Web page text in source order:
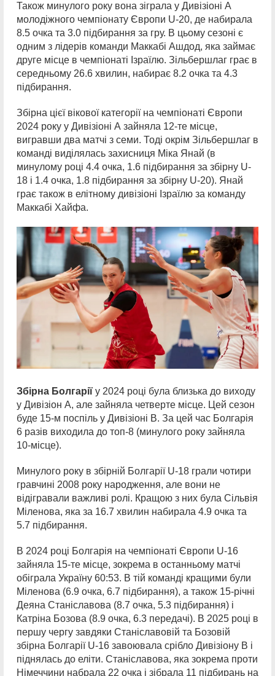
Також минулого року вона зіграла у Дивізіоні А
молодіжного чемпіонату Європи U-20, де набирала
8.5 очка та 3.0 підбирання за гру. В цьому сезоні є
одним з лідерів команди Маккабі Ашдод, яка займає
друге місце в чемпіонаті Ізраїлю. Зільбершлаг грає в
середньому 26.6 хвилин, набирає 8.2 очка та 4.3
підбирання.
Збірна цієї вікової категорії на чемпіонаті Європи
2024 року у Дивізіоні А зайняла 12-те місце,
вигравши два матчі з семи. Тоді окрім Зільбершлаг в
команді виділялась захисниця Міка Янай (в
минулому році 4.4 очка, 1.6 підбирання за збірну U-
18 і 1.4 очка, 1.8 підбирання за збірну U-20). Янай
грає також в елітному дивізіоні Ізраїлю за команду
Маккабі Хайфа.
Збірна Болгарії у 2024 році була близька до виходу
у Дивізіон А, але зайняла четверте місце. Цей сезон
буде 15-м поспіль у Дивізіоні В. За цей час Болгарія
6 разів виходила до топ-8 (минулого року зайняла
10-місце).
Минулого року в збірній Болгарії U-18 грали чотири
гравчині 2008 року народження, але вони не
відігравали важливі ролі. Кращою з них була Сільвія
Міленова, яка за 16.7 хвилин набирала 4.9 очка та
5.7 підбирання.
В 2024 році Болгарія на чемпіонаті Європи U-16
зайняла 15-те місце, зокрема в останньому матчі
обіграла Україну 60:53. В тій команді кращими були
Міленова (6.9 очка, 6.7 підбирання), а також 15-річні
Деяна Станіславова (8.7 очка, 5.3 підбирання) і
Катріна Бозова (8.9 очка, 6.3 передачі). В 2025 році в
першу чергу завдяки Станіславовій та Бозовій
збірна Болгарії U-16 завоювала срібло Дивізіону В і
піднялась до еліти. Станіславова, яка зокрема проти
Німеччини набрала 22 очка і зібрала 11 підбирань на